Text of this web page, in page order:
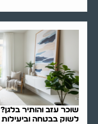
שוכר עזב והותיר
לשוק בבטחה וביעילות